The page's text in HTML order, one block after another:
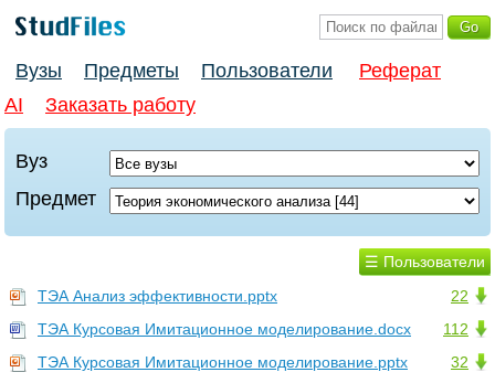
Вузы Предметы Пользователи
Реферат
AI
Заказать работу
Вуз
Предмет
☰ Пользователи
22
ТЭА Анализ эффективности.pptx
112
ТЭА Курсовая Имитационное моделирование.docx
32
ТЭА Курсовая Имитационное моделирование.pptx